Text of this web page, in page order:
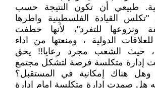
طبيعي أن تكون النتيجة حسب
القيادة الفلسطينية واطرها
ونزوعها للتفرد"، لأنها خطفت
الدولية ، ومنعتها من اداء
، حيث الشعب مجرد رعايا!! يحق
إدارة متكلسة فرصة لتشكل مجتمع
هناك إمكانية في المستقبل؟
هل صمدت إدارة متكلسة امام إدارة